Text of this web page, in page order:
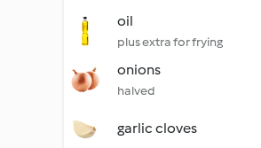
oil
plus extra for frying
onions
halved
garlic cloves